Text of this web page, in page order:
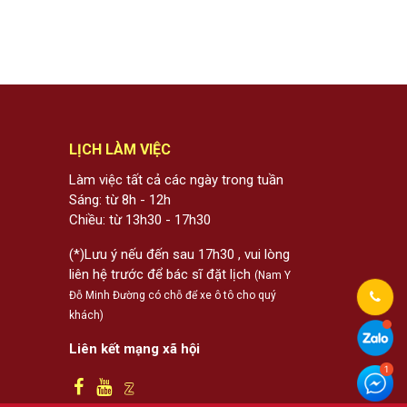
LỊCH LÀM VIỆC
Làm việc tất cả các ngày trong tuần
Sáng: từ 8h - 12h
Chiều: từ 13h30 - 17h30
(*)Lưu ý nếu đến sau 17h30 , vui lòng
liên hệ trước để bác sĩ đặt lịch (Nam Y
Đỗ Minh Đường có chỗ để xe ô tô cho quý
khách)
Liên kết mạng xã hội